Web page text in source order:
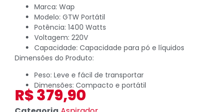
Marca: Wap
Modelo: GTW Portátil
Potência: 1400 Watts
Voltagem: 220V
Capacidade: Capacidade para pó e líquidos
Dimensões do Produto:
Peso: Leve e fácil de transportar
Dimensões: Compacto e portátil
R$379,90